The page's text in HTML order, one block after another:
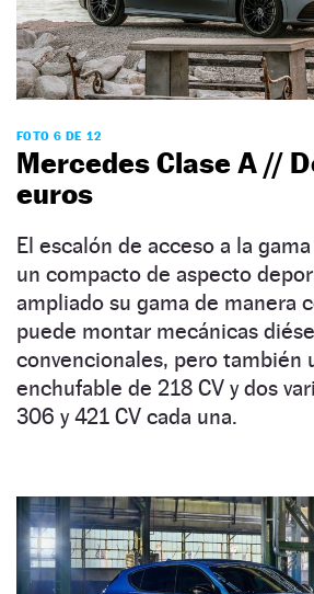
FOTO 6 DE 12
Mercedes Clase A //
euros
El escalón de acceso a la
un compacto de aspecto
ampliado su gama de manera
puede montar mecánicas
convencionales, pero también
enchufable de 218 CV y dos
306 y 421 CV cada una.